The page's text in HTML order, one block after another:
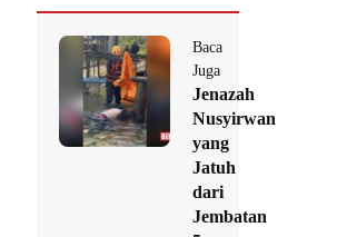
Baca
Juga
Jenazah
Nusyirwan
yang
Jatuh
dari
Jembatan